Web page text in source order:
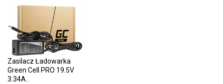
Zasilacz Ładowarka
Green Cell PRO 19.5V
3.34A..